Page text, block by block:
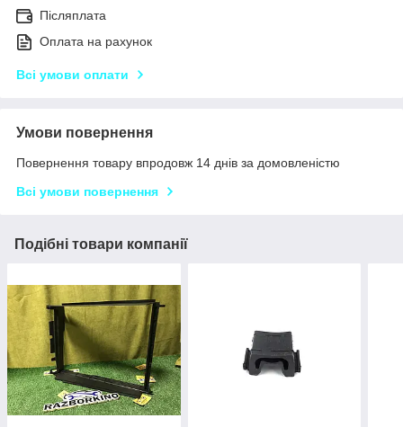
Післяплата
Оплата на рахунок
Всі умови оплати
Умови повернення
Повернення товару впродовж 14 днів за домовленістю
Всі умови повернення
Подібні товари компанії